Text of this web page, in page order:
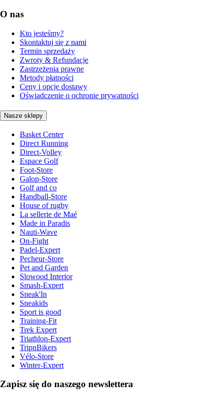
O nas
Kto jesteśmy?
Skontaktuj się z nami
Termin sprzedaży
Zwroty & Refundacje
Zastrzeżenia prawne
Metody płatności
Ceny i opcje dostawy
Oświadczenie o ochronie prywatności
Nasze sklepy
Basket Center
Direct Running
Direct-Volley
Espace Golf
Foot-Store
Galop-Store
Golf and co
Handball-Store
House of rugby
La sellerie de Maé
Made in Paradis
Nauti-Wave
On-Fight
Padel-Expert
Pecheur-Store
Pet and Garden
Slowood Interior
Smash-Expert
Sneak'In
Sneakids
Sport is good
Training-Fit
Trek Expert
Triathlon-Expert
TripnBikers
Vélo-Store
Winter-Expert
Zapisz się do naszego newslettera